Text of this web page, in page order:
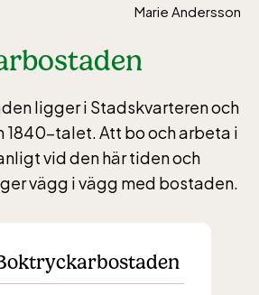
Marie Andersson
ligger i Stadskvarteren och
1840-talet. Att bo och arbeta i
vid den här tiden och
vägg i vägg med bostaden.